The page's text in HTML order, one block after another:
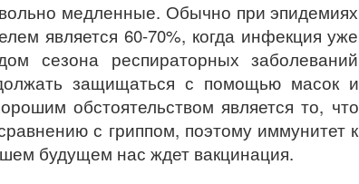
медленные. Обычно при эпидемиях
является 60-70%, когда инфекция уже
сезона респираторных заболеваний
защищаться с помощью масок и
обстоятельством является то, что
с гриппом, поэтому иммунитет к
будущем нас ждет вакцинация.